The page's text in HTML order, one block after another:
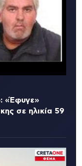
«Έφυγε»
σε ηλικία 59